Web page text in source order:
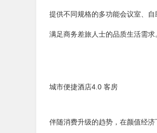
提供不同规格的多功能会议室、
满足商务差旅人士的品质生活需求
城市便捷酒店4.0 客房
伴随消费升级的趋势，在颜值经